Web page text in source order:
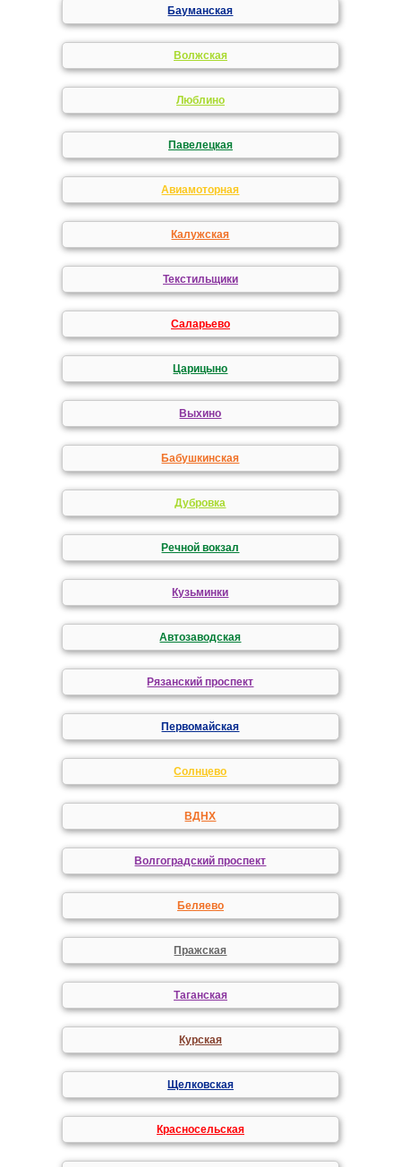
Бауманская
Волжская
Люблино
Павелецкая
Авиамоторная
Калужская
Текстильщики
Саларьево
Царицыно
Выхино
Бабушкинская
Дубровка
Речной вокзал
Кузьминки
Автозаводская
Рязанский проспект
Первомайская
Солнцево
ВДНХ
Волгоградский проспект
Беляево
Пражская
Таганская
Курская
Щелковская
Красносельская